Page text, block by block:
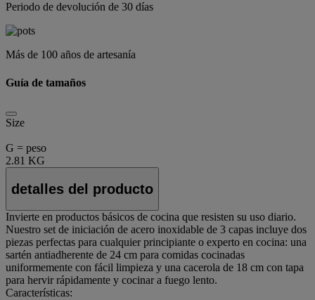
Periodo de devolución de 30 días
Más de 100 años de artesanía
Guía de tamaños
Size
G = peso
2.81 KG
detalles del producto
Invierte en productos básicos de cocina que resisten su uso diario.
Nuestro set de iniciación de acero inoxidable de 3 capas incluye dos
piezas perfectas para cualquier principiante o experto en cocina: una
sartén antiadherente de 24 cm para comidas cocinadas
uniformemente con fácil limpieza y una cacerola de 18 cm con tapa
para hervir rápidamente y cocinar a fuego lento.
Características: